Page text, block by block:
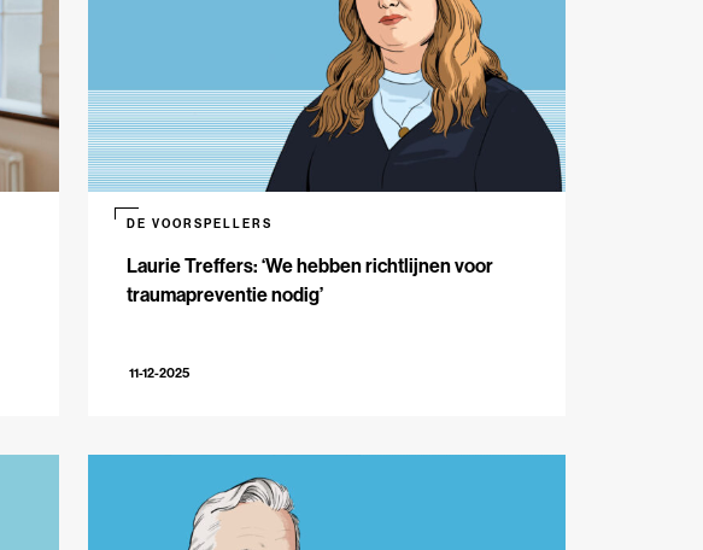
Laurie Treffers: ‘We hebben richtlijnen voor
traumapreventie nodig’
DE VOORSPELLERS
11-12-2025